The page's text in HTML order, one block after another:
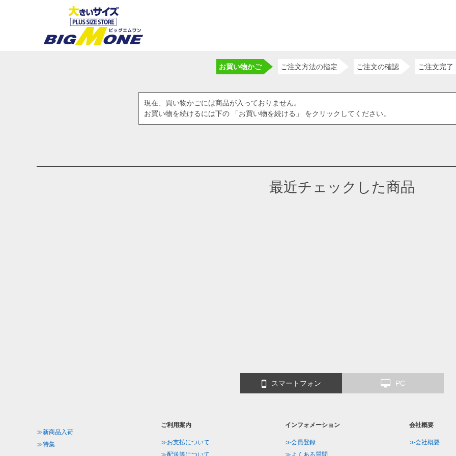
お買い物かご ご注文方法の指定 ご注文の確認 ご注文完了
現在、買い物かごには商品が入っておりません。
お買い物を続けるには下の 「お買い物を続ける」 をクリックしてください。
最近チェックした商品
スマートフォン PC
≫新商品入荷
≫特集
ご利用案内
≫お支払について
≫配送等について
インフォメーション
≫会員登録
≫よくある質問
会社概要
≫会社概要